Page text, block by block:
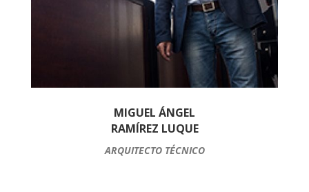
MIGUEL ÁNGEL
RAMÍREZ LUQUE
ARQUITECTO TÉCNICO